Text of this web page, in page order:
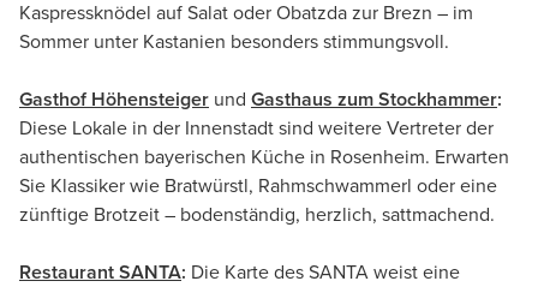
Kaspressknödel auf Salat oder Obatzda zur Brezn – im
Sommer unter Kastanien besonders stimmungsvoll.
Gasthof Höhensteiger und Gasthaus zum Stockhammer:
Diese Lokale in der Innenstadt sind weitere Vertreter der
authentischen bayerischen Küche in Rosenheim. Erwarten
Sie Klassiker wie Bratwürstl, Rahmschwammerl oder eine
zünftige Brotzeit – bodenständig, herzlich, sattmachend.
Restaurant SANTA: Die Karte des SANTA weist eine